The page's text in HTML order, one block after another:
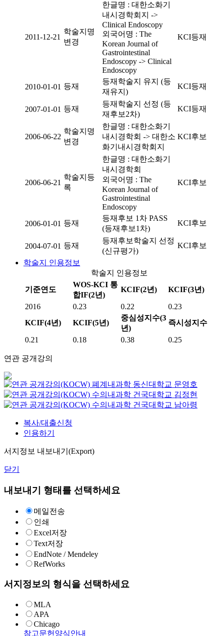
2011-12-21
학술지명
변경
한글명 : 대한소화기
내시경학회지 ->
Clinical Endoscopy
외국어명 : The
Korean Journal of
Gastrointestinal
Endoscopy -> Clinical
Endoscopy
KCI등재
2010-01-01 등재
등재학술지 유지 (등
재유지)
KCI등재
2007-01-01 등재
등재학술지 선정 (등
재후보2차)
KCI등재
2006-06-22
학술지명
변경
한글명 : 대한소화기
내시경학회 -> 대한소
화기내시경학회지
KCI후보
2006-06-21
학술지등
록
한글명 : 대한소화기
내시경학회
외국어명 : The
Korean Journal of
Gastrointestinal
Endoscopy
KCI후보
2006-01-01 등재
등재후보 1차 PASS
(등재후보1차)
KCI후보
2004-07-01 등재
등재후보학술지 선정
(신규평가)
KCI후보
학술지 인용정보
학술지 인용정보
기준연도
WOS-KCI 통
합IF(2년)
KCIF(2년) KCIF(3년)
2016 0.23 0.22
0.23
KCIF(4년)
KCIF(5년)
중심성지수(3
년)
즉시성지수
0.21 0.18 0.38 0.25
연관 공개강의
폐계내과학 동신대학교 문영호
수의내과학 건국대학교 김정현
수의내과학 건국대학교 남아령
복사/대출신청
인용하기
서지정보 내보내기(Export)
닫기
내보내기 형태를 선택하세요
메일전송
인쇄
Excel저장
Text저장
EndNote / Mendeley
RefWorks
서지정보의 형식을 선택하세요
MLA
APA
Chicago
참고문헌양식안내